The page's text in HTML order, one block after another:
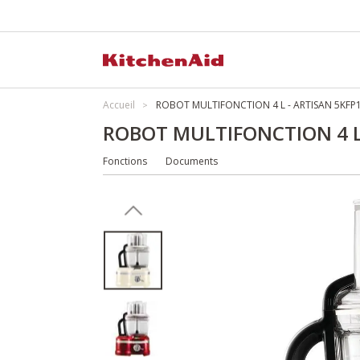
Accueil ROBOT MULTIFONCTION 4 L - ARTISAN
ROBOT MULTIFONCTION 4
Fonctions Documents